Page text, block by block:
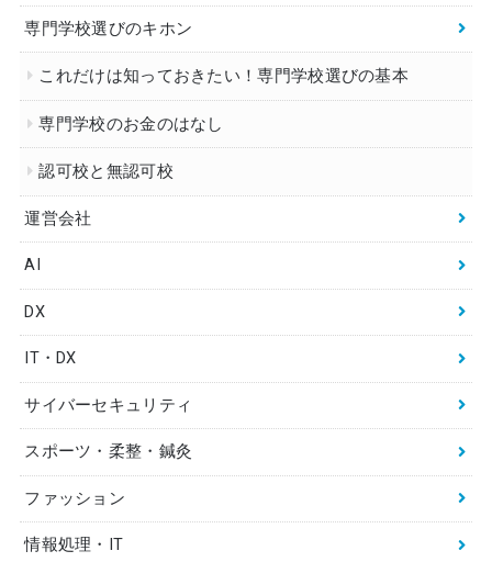
専門学校選びのキホン
これだけは知っておきたい！専門学校選びの基本
専門学校のお金のはなし
認可校と無認可校
運営会社
AI
DX
IT・DX
サイバーセキュリティ
スポーツ・柔整・鍼灸
ファッション
情報処理・IT